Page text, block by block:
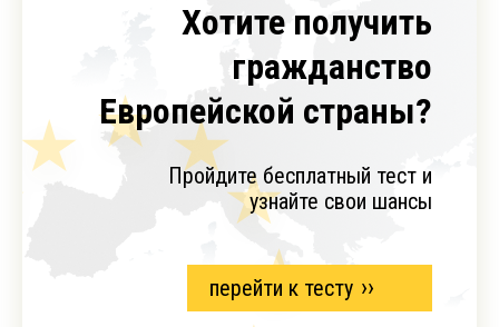
Хотите получить
гражданство
Европейской страны?
Пройдите бесплатный тест и
узнайте свои шансы
перейти к тесту